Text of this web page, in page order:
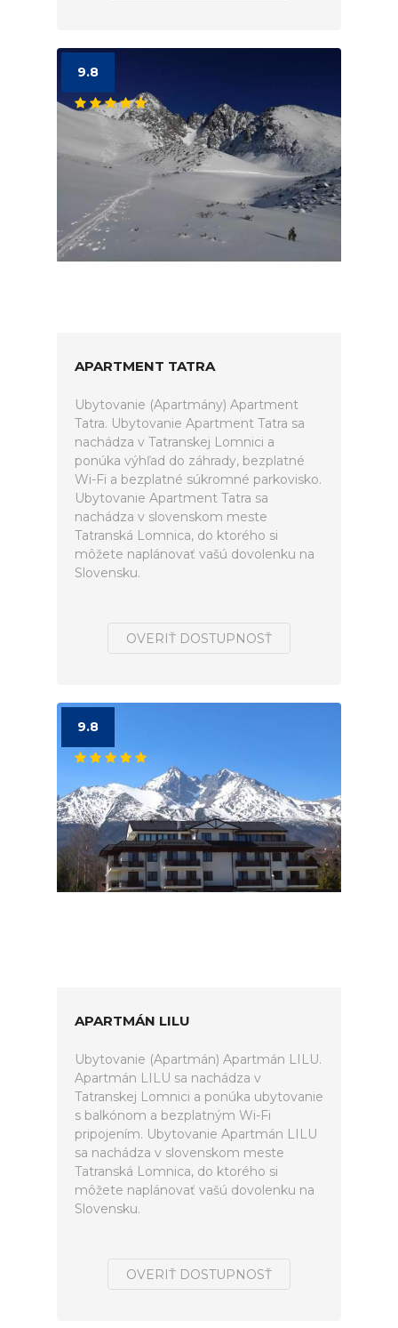
9.8
APARTMENT TATRA
Ubytovanie (Apartmány) Apartment
Tatra. Ubytovanie Apartment Tatra sa
nachádza v Tatranskej Lomnici a
ponúka výhľad do záhrady, bezplatné
Wi-Fi a bezplatné súkromné parkovisko.
Ubytovanie Apartment Tatra sa
nachádza v slovenskom meste
Tatranská Lomnica, do ktorého si
môžete naplánovať vašú dovolenku na
Slovensku.
OVERIŤ DOSTUPNOSŤ
9.8
APARTMÁN LILU
Ubytovanie (Apartmán) Apartmán LILU.
Apartmán LILU sa nachádza v
Tatranskej Lomnici a ponúka ubytovanie
s balkónom a bezplatným Wi-Fi
pripojením. Ubytovanie Apartmán LILU
sa nachádza v slovenskom meste
Tatranská Lomnica, do ktorého si
môžete naplánovať vašú dovolenku na
Slovensku.
OVERIŤ DOSTUPNOSŤ